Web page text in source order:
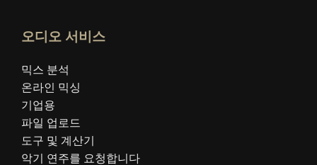
오디오 서비스
믹스 분석
온라인 믹싱
기업용
파일 업로드
도구 및 계산기
악기 연주를 요청합니다